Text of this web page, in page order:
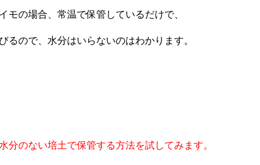
モの場合、常温で保管しているだけで、
るので、水分はいらないのはわかります。
分のない培土で保管する方法を試してみます。